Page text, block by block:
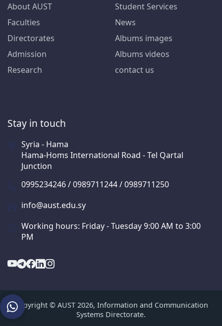
About AUST
Faculties
Directorates
Admission
Research
Student Services
News
Albums images
Albums videos
contact us
Stay in touch
Syria - Hama
Hama-Homs International Road - Tel Qartal
Junction
0995234246 / 0989711244 / 0989711250
info@aust.edu.sy
Working hours: Friday - Tuesday 9:00 AM to 3:00
PM
Copyright © AUST 2026, Information and Communication
Systems Directorate.